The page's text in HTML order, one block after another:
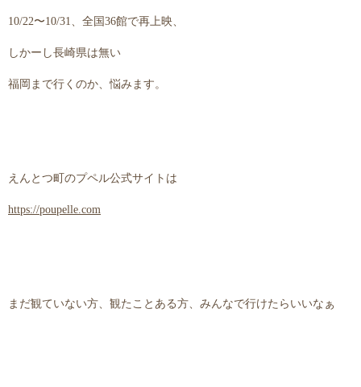
10/22〜10/31、全国36館で再上映、
しかーし長崎県は無い
福岡まで行くのか、悩みます。
えんとつ町のプペル公式サイトは
https://poupelle.com
まだ観ていない方、観たことある方、みんなで行けたらいいなぁ